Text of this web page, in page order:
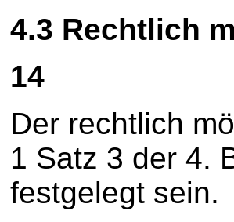
4.3 Rechtlich
14
Der rechtlich
1 Satz 3 der 4.
festgelegt sein.